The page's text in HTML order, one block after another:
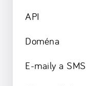
API
Doména
E-maily a SMS